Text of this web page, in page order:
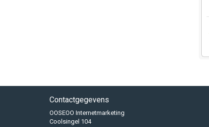
Contactgegevens
OOSEOO Internetmarketing
Coolsingel 104